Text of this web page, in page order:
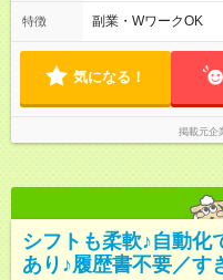
す。 必ず、2名以上
す。
特徴 副業・WワークOK
気になる！
掲載元企
シフトも柔軟♪自動
あり♪履歴書不要／す